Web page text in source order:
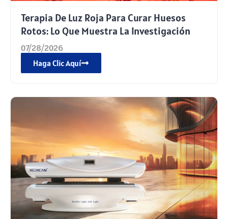
Terapia De Luz Roja Para Curar Huesos
Rotos: Lo Que Muestra La Investigación
07/28/2026
Haga Clic Aquí